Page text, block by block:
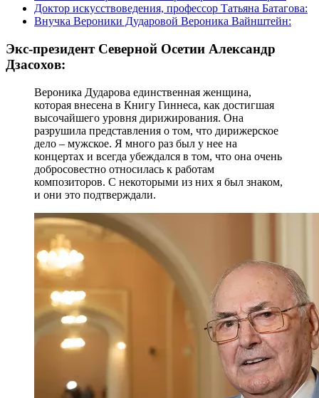
Доктор искусствоведения, профессор Татьяна Батагова:
Внучка Вероники Дударовой Вероника Вайнштейн:
Экс-президент Северной Осетии Александр
Дзасохов:
Вероника Дударова единственная женщина,
которая внесена в Книгу Гиннеса, как достигшая
высочайшего уровня дирижирования. Она
разрушила представления о том, что дирижерское
дело – мужское. Я много раз был у нее на
концертах и всегда убеждался в том, что она очень
добросовестно относилась к работам
композиторов. С некоторыми из них я был знаком,
и они это подтверждали.